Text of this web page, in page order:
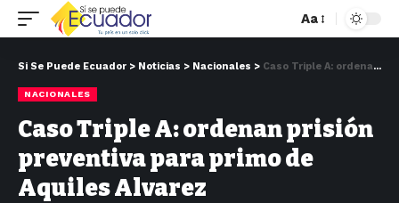
Aa
Si Se Puede Ecuador > Noticias > Nacionales > Caso Triple A: ordenan prisión preventiva para primo de Aquiles Alvarez
NACIONALES
Caso Triple A: ordenan prisión
preventiva para primo de
Aquiles Alvarez